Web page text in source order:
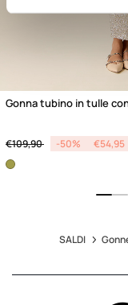
Gonna tubino in tulle
Price reduced from
€109,90 to -50% €54,95
SALDI